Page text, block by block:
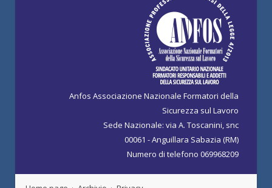
Anfos Associazione Nazionale Formatori della
Sicurezza sul Lavoro
Sede Nazionale: via A. Toscanini, snc
00061 - Anguillara Sabazia (RM)
Numero di telefono 069968209